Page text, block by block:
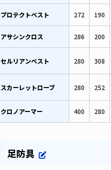
プロテクトベスト
272 190
アサシンクロス
286 200
セルリアンベスト 280 308
スカーレットローブ 280 252
クロノアーマー
400 280
足防具